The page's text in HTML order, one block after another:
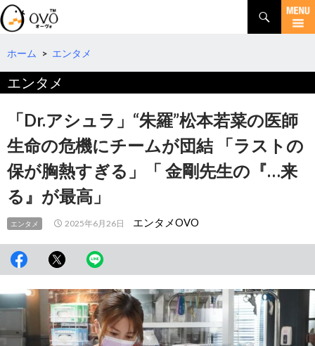
検
索
コ
テ
へ
ホーム > エンタメ
エンタメ
「Dr.アシュラ」“朱羅”松本若菜の医師
生命の危機にチームが団結 「ラストの
保が胸熱すぎる」「 金剛先生の『…来
る』が最高」
エンタメ 2025年6月26日 エンタメOVO